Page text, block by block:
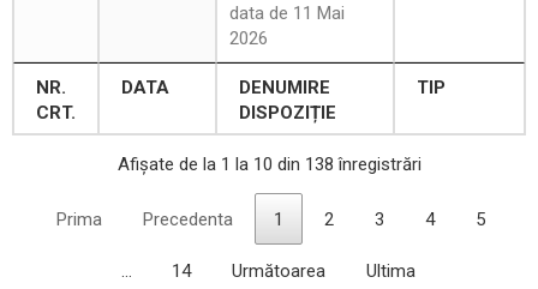
data de 11 Mai
2026
NR.
CRT.
DATA
DENUMIRE
DISPOZIȚIE
TIP
Afișate de la 1 la 10 din 138 înregistrări
Prima Precedenta 1 2 3 4 5
14 Următoarea Ultima